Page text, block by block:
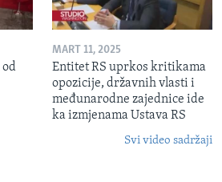
od
MART 11, 2025
Entitet RS uprkos kritikama
opozicije, državnih vlasti i
međunarodne zajednice ide
ka izmjenama Ustava RS
Svi video sadržaji